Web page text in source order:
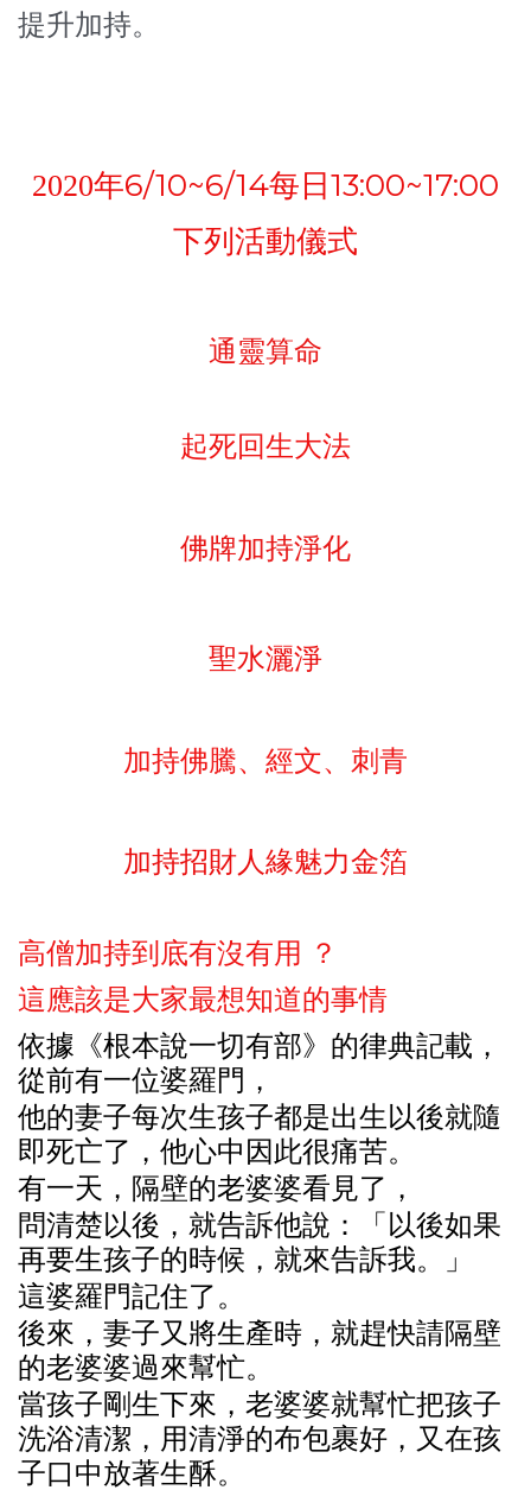
提升加持。
2020年6/10~6/14每日13:00~17:00
下列活動儀式
通靈算命
起死回生大法
佛牌加持淨化
聖水灑淨
加持佛騰、經文、刺青
加持招財人緣魅力金箔
高僧加持到底有沒有用 ？
這應該是大家最想知道的事情
依據 《根本說一切有部》的律典記載 ，
從前有一位婆羅門 ，
他的妻子每次生孩子都是出生以後就隨
即死亡了，他心中因此很痛苦。
有一天，隔壁的老婆婆看 見了，
問清楚以後，就告訴他說 ：「以後如果
再要生孩子的時候，就來告訴我。」
這婆羅門記住了。
後來 ，妻子又 將生產時 ，就趕快請隔壁
的老婆婆過來幫忙。
當孩子剛生下來 ，老婆婆就幫忙把孩子
洗浴清潔 ，用清淨的布包裹好，又在孩
子口中放著生酥。